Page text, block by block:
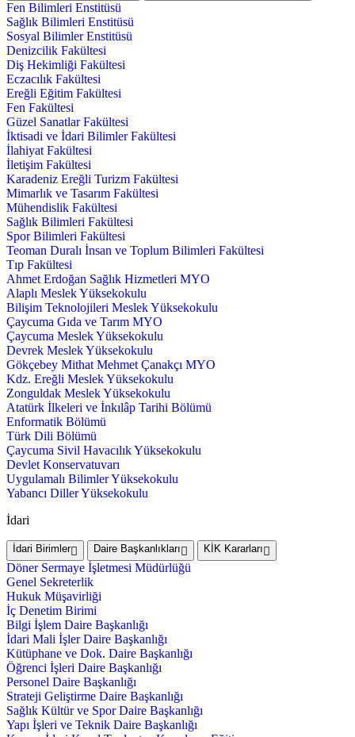
Fen Bilimleri Enstitüsü
Sağlık Bilimleri Enstitüsü
Sosyal Bilimler Enstitüsü
Denizcilik Fakültesi
Diş Hekimliği Fakültesi
Eczacılık Fakültesi
Ereğli Eğitim Fakültesi
Fen Fakültesi
Güzel Sanatlar Fakültesi
İktisadi ve İdari Bilimler Fakültesi
İlahiyat Fakültesi
İletişim Fakültesi
Karadeniz Ereğli Turizm Fakültesi
Mimarlık ve Tasarım Fakültesi
Mühendislik Fakültesi
Sağlık Bilimleri Fakültesi
Spor Bilimleri Fakültesi
Teoman Duralı İnsan ve Toplum Bilimleri Fakültesi
Tıp Fakültesi
Ahmet Erdoğan Sağlık Hizmetleri MYO
Alaplı Meslek Yüksekokulu
Bilişim Teknolojileri Meslek Yüksekokulu
Çaycuma Gıda ve Tarım MYO
Çaycuma Meslek Yüksekokulu
Devrek Meslek Yüksekokulu
Gökçebey Mithat Mehmet Çanakçı MYO
Kdz. Ereğli Meslek Yüksekokulu
Zonguldak Meslek Yüksekokulu
Atatürk İlkeleri ve İnkılâp Tarihi Bölümü
Enformatik Bölümü
Türk Dili Bölümü
Çaycuma Sivil Havacılık Yüksekokulu
Devlet Konservatuvarı
Uygulamalı Bilimler Yüksekokulu
Yabancı Diller Yüksekokulu
İdari
İdari Birimler Daire Başkanlıkları KİK Kararları
Döner Sermaye İşletmesi Müdürlüğü
Genel Sekreterlik
Hukuk Müşavirliği
İç Denetim Birimi
Bilgi İşlem Daire Başkanlığı
İdari Mali İşler Daire Başkanlığı
Kütüphane ve Dok. Daire Başkanlığı
Öğrenci İşleri Daire Başkanlığı
Personel Daire Başkanlığı
Strateji Geliştirme Daire Başkanlığı
Sağlık Kültür ve Spor Daire Başkanlığı
Yapı İşleri ve Teknik Daire Başkanlığı